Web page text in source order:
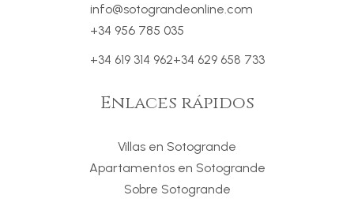
info@sotograndeonline.com
+34 956 785 035
+34 619 314 962+34 629 658 733
Enlaces rápidos
Villas en Sotogrande
Apartamentos en Sotogrande
Sobre Sotogrande